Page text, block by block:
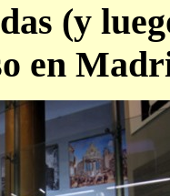
(y
en